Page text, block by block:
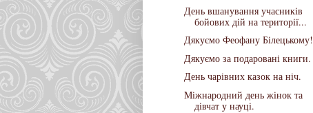
День вшанування учасників
бойових дій на території...
Дякуємо Феофану Білецькому!
Дякуємо за подаровані книги.
День чарівних казок на ніч.
Міжнародний день жінок та
дівчат у науці.